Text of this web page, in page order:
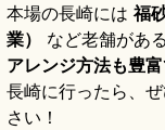
本場の長崎には福
業）
など老舗がある
アレンジ方法も豊
長崎に行ったら、
さい！